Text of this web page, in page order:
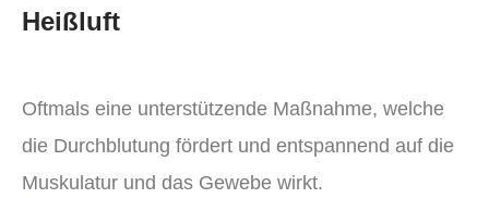
Heißluft
Oftmals eine unterstützende Maßnahme, welche
die Durchblutung fördert und entspannend auf die
Muskulatur und das Gewebe wirkt.